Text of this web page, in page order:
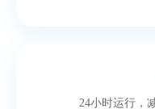
24小时运行，